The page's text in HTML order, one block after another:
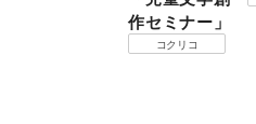
作セミナー」
コクリコ